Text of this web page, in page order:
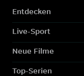
Entdecken
Live-Sport
Neue Filme
Top-Serien